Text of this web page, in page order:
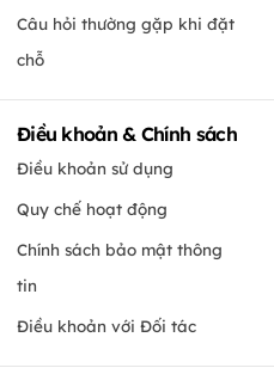
Câu hỏi thường gặp khi đặt
chỗ
Điều khoản & Chính sách
Điều khoản sử dụng
Quy chế hoạt động
Chính sách bảo mật thông
tin
Điều khoản với Đối tác